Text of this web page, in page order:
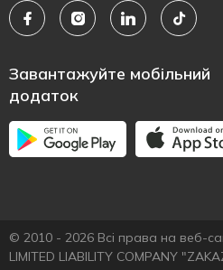
Завантажуйте мобільний
додаток
© 2010 - 2026 Всі права на веб-
LIMITED LIABILITY COMPANY